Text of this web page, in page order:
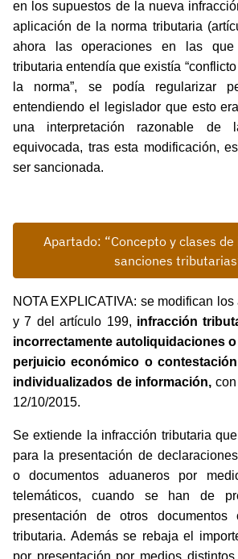
en los supuestos de la nueva
aplicación de la norma tributaria
ahora las operaciones en las que
tributaria entendía que existía
la norma”, se podía regularizar
entendiendo el legislador que esto
una interpretación razonable de
equivocada, tras esta modificación,
ser sancionada.
Apartado: “Concepto y clases
sanciones
NOTA EXPLICATIVA: se modifican
y 7 del artículo 199, infracción
incorrectamente autoliquidaciones
perjuicio económico o
individualizados de información,
12/10/2015.
Se extiende la infracción tributaria
para la presentación de
o documentos aduaneros por
telemáticos, cuando se han de
presentación de otros documentos
tributaria. Además se rebaja el